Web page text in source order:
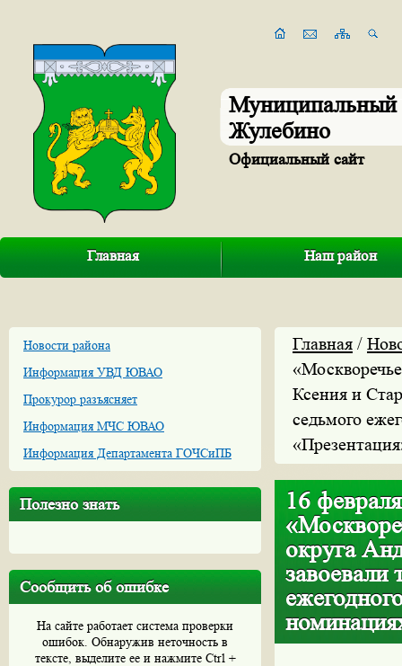
Муниципальный
Жулебино
Официальный сайт
Главная Наш район
Новости района
Информация УВД ЮВАО
Прокурор разъясняет
Информация МЧС ЮВАО
Информация Департамента ГОЧСиПБ
Полезно знать
Сообщить об ошибке
На сайте работает система проверки
ошибок. Обнаружив неточность в
тексте, выделите ее и нажмите Ctrl +
Главная /
Ксения и
седьмого
16
округа
завоевали